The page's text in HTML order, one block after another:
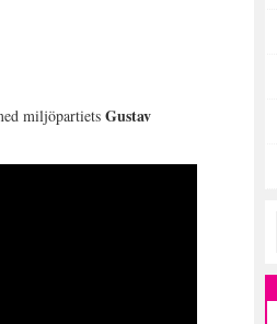
miljöpartiets Gustav